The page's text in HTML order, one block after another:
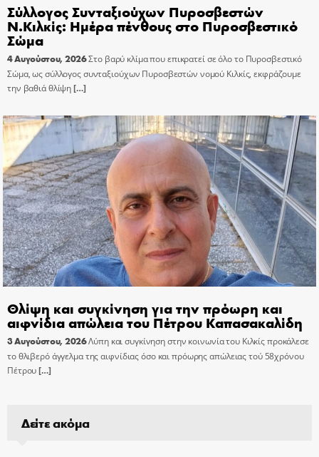
Σύλλογος Συνταξιούχων Πυροσβεστών
Ν.Κιλκίς: Ημέρα πένθους στο Πυροσβεστικό
Σώμα
4 Αυγούστου, 2026Στο βαρύ κλίμα που επικρατεί σε όλο το Πυροσβεστικό
Σώμα, ως σύλλογος συνταξιούχων Πυροσβεστών νομού Κιλκίς, εκφράζουμε
την βαθιά θλίψη[…]
Θλίψη και συγκίνηση για την πρόωρη και
αιφνίδια απώλεια του Πέτρου Καπασακαλίδη
3 Αυγούστου, 2026Λύπη και συγκίνηση στην κοινωνία του Κιλκίς προκάλεσε
το θλιβερό άγγελμα της αιφνίδιας όσο και πρόωρης απώλειας τού 58χρόνου
Πέτρου[…]
Δείτε ακόμα